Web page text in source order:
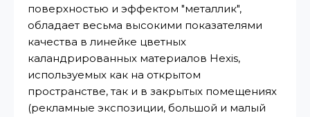
поверхностью и эффектом "металлик",
обладает весьма высокими показателями
качества в линейке цветных
каландрированных материалов Hexis,
используемых как на открытом
пространстве, так и в закрытых помещениях
(рекламные экспозиции, большой и малый